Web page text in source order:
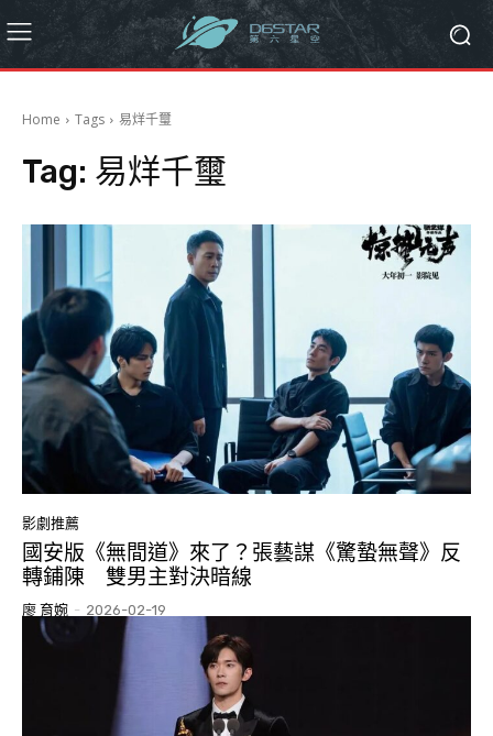
Home Tags 易烊千璽
Tag: 易烊千璽
影劇推薦
國安版《無間道》來了？張藝謀《驚蟄無聲》反
轉鋪陳 雙男主對決暗線
廖 育婉 - 2026-02-19